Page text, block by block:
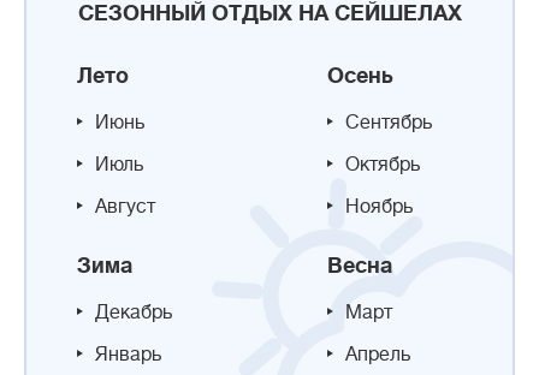
СЕЗОННЫЙ ОТДЫХ НА СЕЙШЕЛАХ
Лето
Июнь
Июль
Август
Осень
Сентябрь
Октябрь
Ноябрь
Зима
Декабрь
Январь
Весна
Март
Апрель